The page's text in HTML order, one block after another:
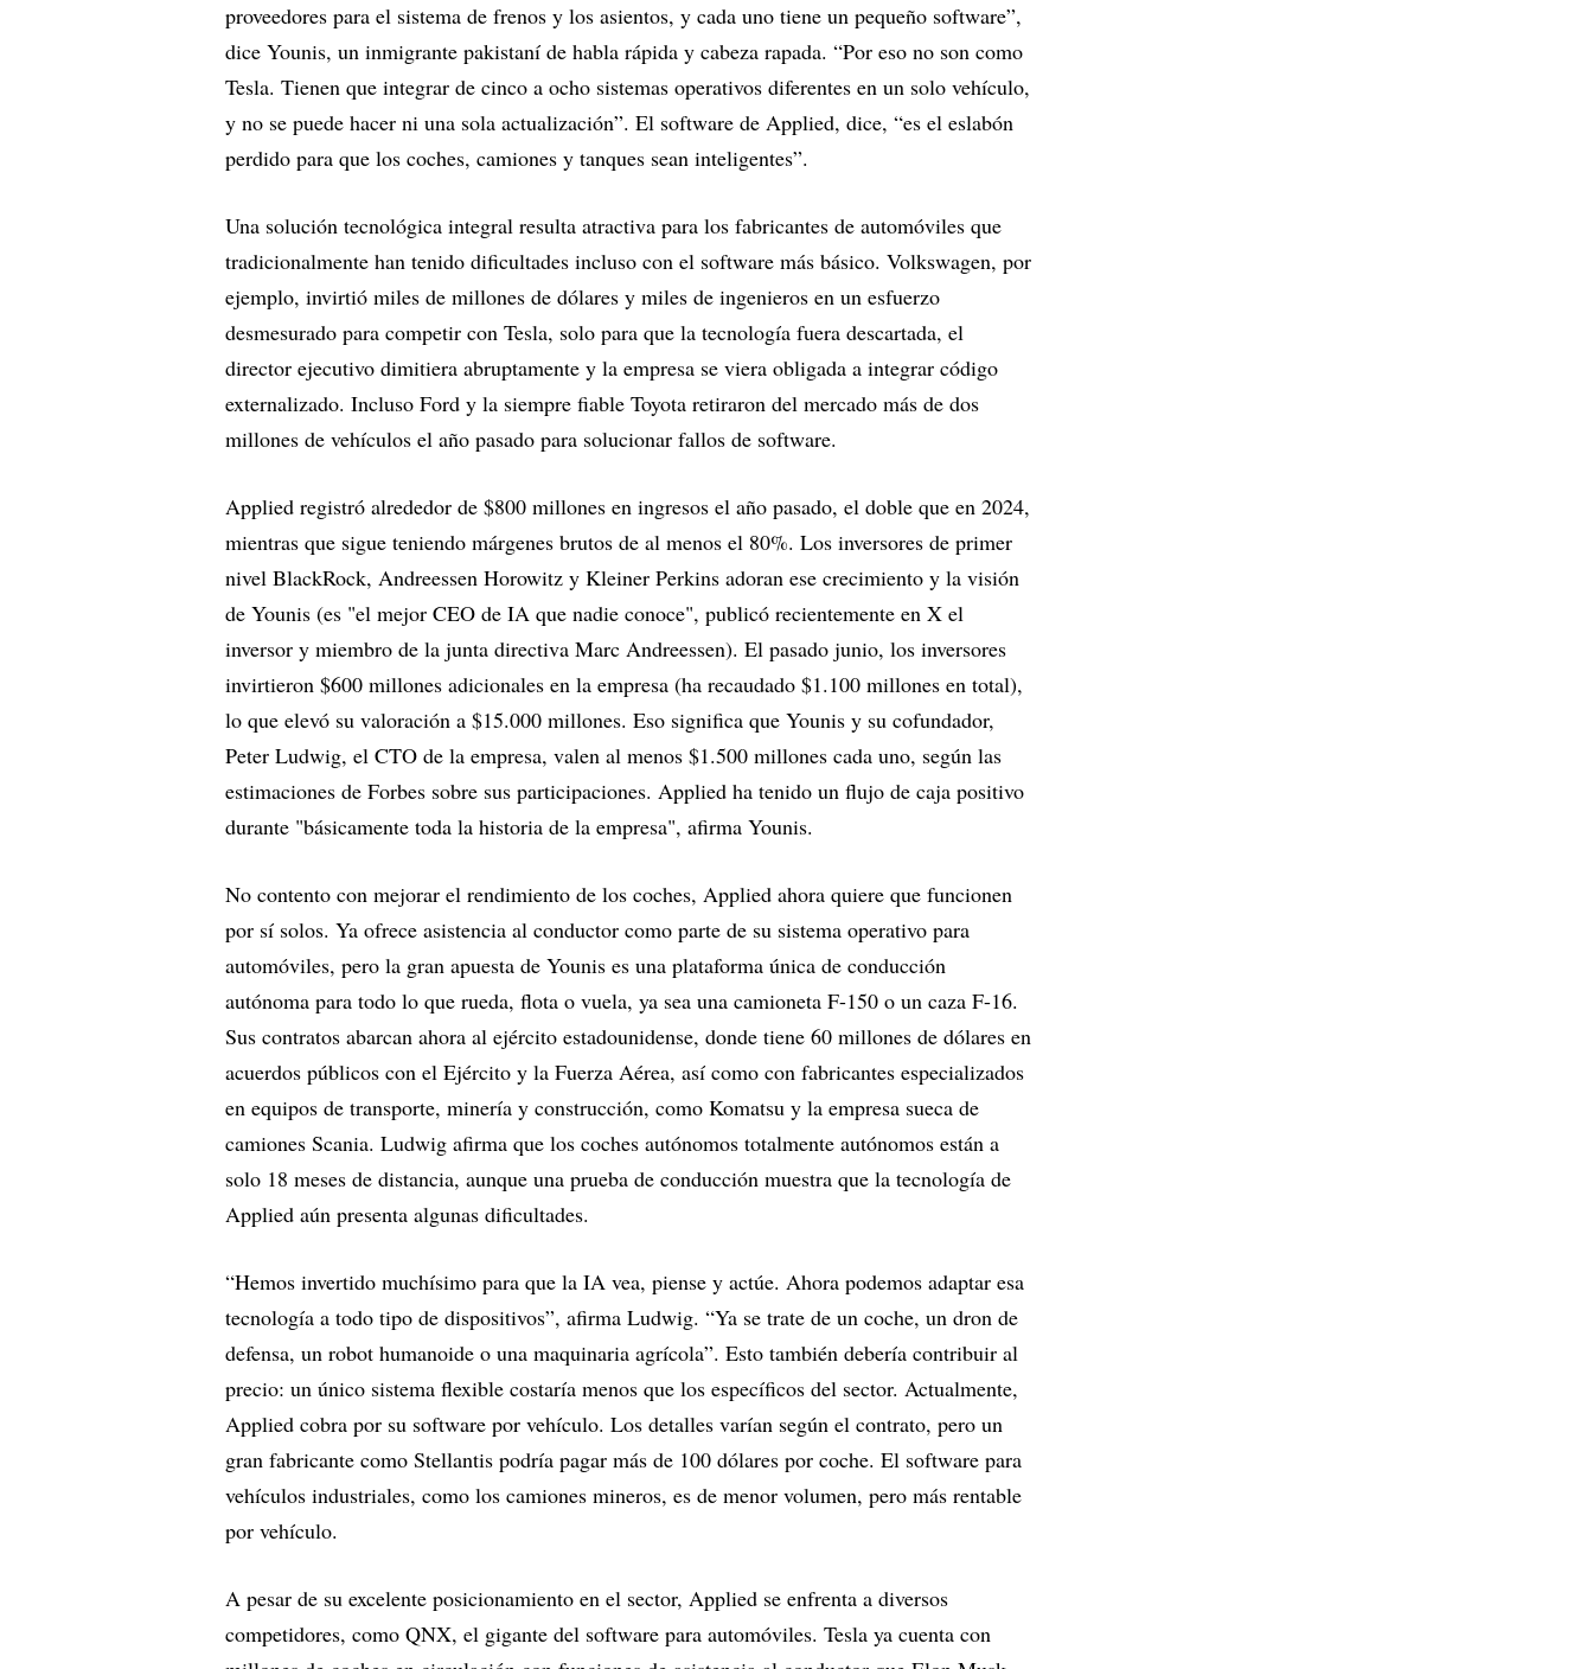
proveedores para el sistema de frenos y los asientos, y cada uno tiene un pequeño software”,
dice Younis, un inmigrante pakistaní de habla rápida y cabeza rapada. “Por eso no son como
Tesla. Tienen que integrar de cinco a ocho sistemas operativos diferentes en un solo vehículo,
y no se puede hacer ni una sola actualización”. El software de Applied, dice, “es el eslabón
perdido para que los coches, camiones y tanques sean inteligentes”.
Una solución tecnológica integral resulta atractiva para los fabricantes de automóviles que
tradicionalmente han tenido dificultades incluso con el software más básico. Volkswagen, por
ejemplo, invirtió miles de millones de dólares y miles de ingenieros en un esfuerzo
desmesurado para competir con Tesla, solo para que la tecnología fuera descartada, el
director ejecutivo dimitiera abruptamente y la empresa se viera obligada a integrar código
externalizado. Incluso Ford y la siempre fiable Toyota retiraron del mercado más de dos
millones de vehículos el año pasado para solucionar fallos de software.
Applied registró alrededor de $800 millones en ingresos el año pasado, el doble que en 2024,
mientras que sigue teniendo márgenes brutos de al menos el 80%. Los inversores de primer
nivel BlackRock, Andreessen Horowitz y Kleiner Perkins adoran ese crecimiento y la visión
de Younis (es "el mejor CEO de IA que nadie conoce", publicó recientemente en X el
inversor y miembro de la junta directiva Marc Andreessen). El pasado junio, los inversores
invirtieron $600 millones adicionales en la empresa (ha recaudado $1.100 millones en total),
lo que elevó su valoración a $15.000 millones. Eso significa que Younis y su cofundador,
Peter Ludwig, el CTO de la empresa, valen al menos $1.500 millones cada uno, según las
estimaciones de Forbes sobre sus participaciones. Applied ha tenido un flujo de caja positivo
durante "básicamente toda la historia de la empresa", afirma Younis.
No contento con mejorar el rendimiento de los coches, Applied ahora quiere que funcionen
por sí solos. Ya ofrece asistencia al conductor como parte de su sistema operativo para
automóviles, pero la gran apuesta de Younis es una plataforma única de conducción
autónoma para todo lo que rueda, flota o vuela, ya sea una camioneta F-150 o un caza F-16.
Sus contratos abarcan ahora al ejército estadounidense, donde tiene 60 millones de dólares en
acuerdos públicos con el Ejército y la Fuerza Aérea, así como con fabricantes especializados
en equipos de transporte, minería y construcción, como Komatsu y la empresa sueca de
camiones Scania. Ludwig afirma que los coches autónomos totalmente autónomos están a
solo 18 meses de distancia, aunque una prueba de conducción muestra que la tecnología de
Applied aún presenta algunas dificultades.
“Hemos invertido muchísimo para que la IA vea, piense y actúe. Ahora podemos adaptar esa
tecnología a todo tipo de dispositivos”, afirma Ludwig. “Ya se trate de un coche, un dron de
defensa, un robot humanoide o una maquinaria agrícola”. Esto también debería contribuir al
precio: un único sistema flexible costaría menos que los específicos del sector. Actualmente,
Applied cobra por su software por vehículo. Los detalles varían según el contrato, pero un
gran fabricante como Stellantis podría pagar más de 100 dólares por coche. El software para
vehículos industriales, como los camiones mineros, es de menor volumen, pero más rentable
por vehículo.
A pesar de su excelente posicionamiento en el sector, Applied se enfrenta a diversos
competidores, como QNX, el gigante del software para automóviles. Tesla ya cuenta con